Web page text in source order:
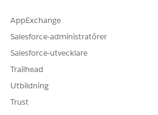
AppExchange
Salesforce-administratörer
Salesforce-utvecklare
Trailhead
Utbildning
Trust